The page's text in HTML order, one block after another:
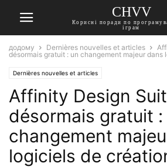
CHVV
Корисні поради по
іграм
додому Dernières nouvelles et articles
désormais gratuit : un changement majeur dans
Dernières nouvelles et articles
Affinity Design
désormais gratuit :
changement
logiciels de